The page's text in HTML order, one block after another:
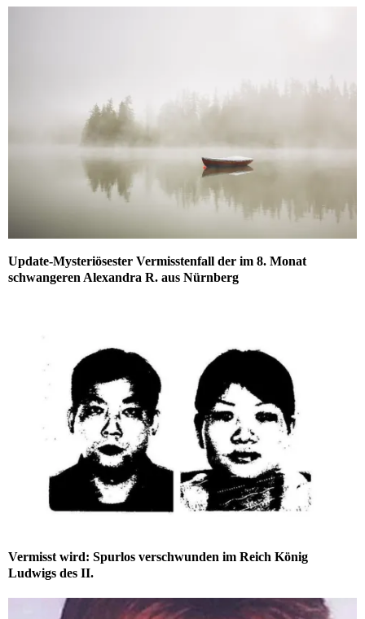
Update-Mysteriösester Vermisstenfall der im 8. Monat
schwangeren Alexandra R. aus Nürnberg
Vermisst wird: Spurlos verschwunden im Reich König
Ludwigs des II.